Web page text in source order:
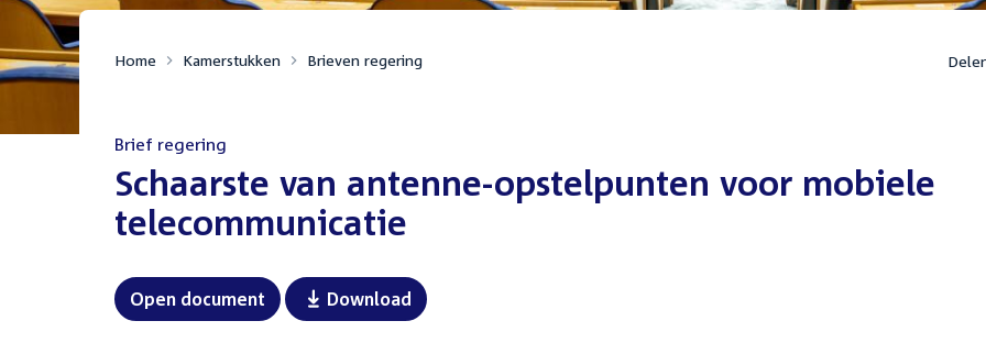
Home Kamerstukken Brieven regering
Brief regering
:Schaarste van antenne-opstelpunten voor mobiele
telecommunicatie
Open document Download